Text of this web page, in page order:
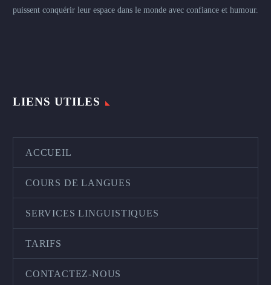
puissent conquérir leur espace dans le monde avec confiance et humour.
LIENS UTILES
ACCUEIL
COURS DE LANGUES
SERVICES LINGUISTIQUES
TARIFS
CONTACTEZ-NOUS